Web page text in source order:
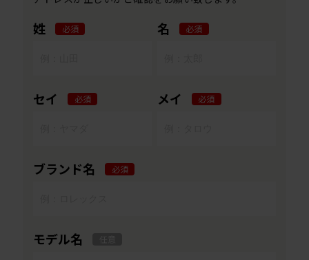
姓 必須 名 必須
セイ 必須 メイ 必須
ブランド名 必須
モデル名